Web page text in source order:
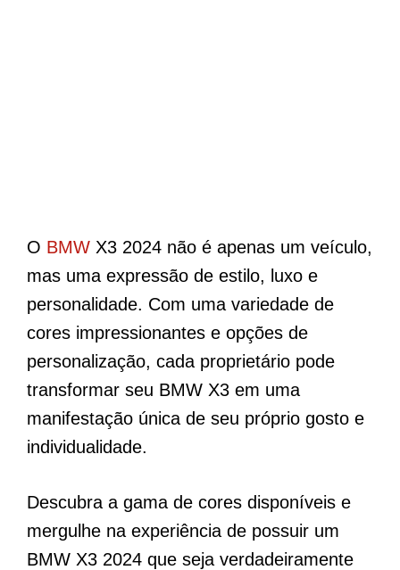
O BMW X3 2024 não é apenas um veículo,
mas uma expressão de estilo, luxo e
personalidade. Com uma variedade de
cores impressionantes e opções de
personalização, cada proprietário pode
transformar seu BMW X3 em uma
manifestação única de seu próprio gosto e
individualidade.
Descubra a gama de cores disponíveis e
mergulhe na experiência de possuir um
BMW X3 2024 que seja verdadeiramente